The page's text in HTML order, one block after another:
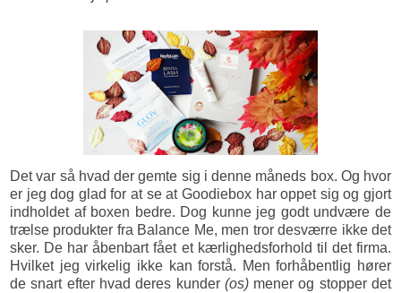
Det var så hvad der gemte sig i denne måneds box. Og hvor
er jeg dog glad for at se at Goodiebox har oppet sig og gjort
indholdet af boxen bedre. Dog kunne jeg godt undvære de
trælse produkter fra Balance Me, men tror desværre ikke det
sker. De har åbenbart fået et kærlighedsforhold til det firma.
Hvilket jeg virkelig ikke kan forstå. Men forhåbentlig hører
de snart efter hvad deres kunder (os)mener og stopper det